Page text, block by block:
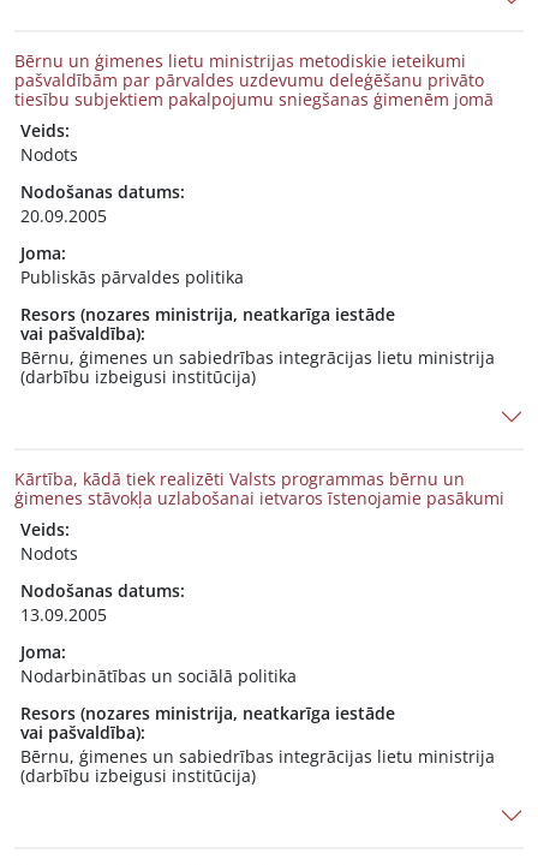
Bērnu un ģimenes lietu ministrijas metodiskie ieteikumi
pašvaldībām par pārvaldes uzdevumu deleģēšanu privāto
tiesību subjektiem pakalpojumu sniegšanas ģimenēm jomā
Veids:
Nodots
Nodošanas datums:
20.09.2005
Joma:
Publiskās pārvaldes politika
Resors (nozares ministrija, neatkarīga iestāde
vai pašvaldība):
Bērnu, ģimenes un sabiedrības integrācijas lietu ministrija
(darbību izbeigusi institūcija)
Kārtība, kādā tiek realizēti Valsts programmas bērnu un
ģimenes stāvokļa uzlabošanai ietvaros īstenojamie pasākumi
Veids:
Nodots
Nodošanas datums:
13.09.2005
Joma:
Nodarbinātības un sociālā politika
Resors (nozares ministrija, neatkarīga iestāde
vai pašvaldība):
Bērnu, ģimenes un sabiedrības integrācijas lietu ministrija
(darbību izbeigusi institūcija)